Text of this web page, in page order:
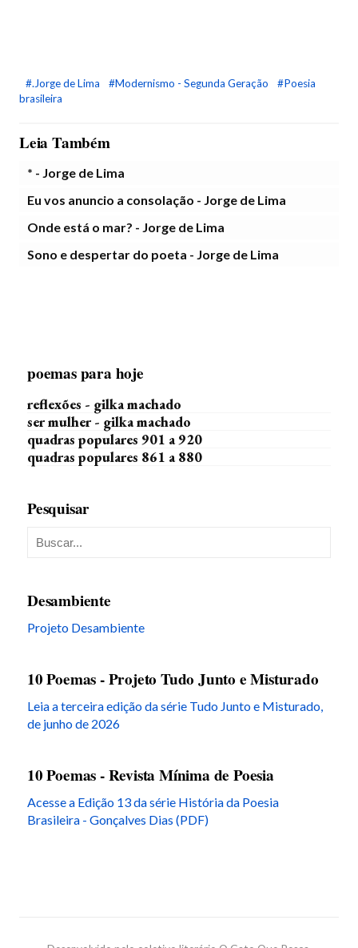
#.Jorge de Lima #Modernismo - Segunda Geração
#Poesia
brasileira
Leia Também
* - Jorge de Lima
Eu vos anuncio a consolação - Jorge de Lima
Onde está o mar? - Jorge de Lima
Sono e despertar do poeta - Jorge de Lima
poemas para hoje
reflexões - gilka machado
ser mulher - gilka machado
quadras populares 901 a 920
quadras populares 861 a 880
Pesquisar
Desambiente
Projeto Desambiente
10 Poemas - Projeto Tudo Junto e Misturado
Leia a terceira edição da série Tudo Junto e Misturado,
de junho de 2026
10 Poemas - Revista Mínima de Poesia
Acesse a Edição 13 da série História da Poesia
Brasileira - Gonçalves Dias (PDF)